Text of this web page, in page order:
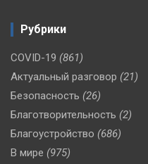
Рубрики
COVID-19 (861)
Актуальный разговор (21)
Безопасность (26)
Благотворительность (2)
Благоустройство (686)
В мире (975)